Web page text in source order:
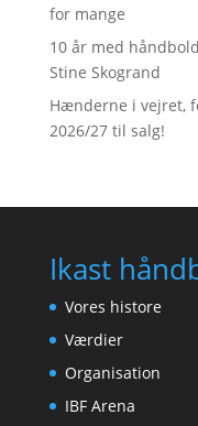
for mange
10 år med
Stine Skogrand
Hænderne i vejret,
2026/27 til salg!
Ikast
Vores histore
Værdier
Organisation
IBF Arena